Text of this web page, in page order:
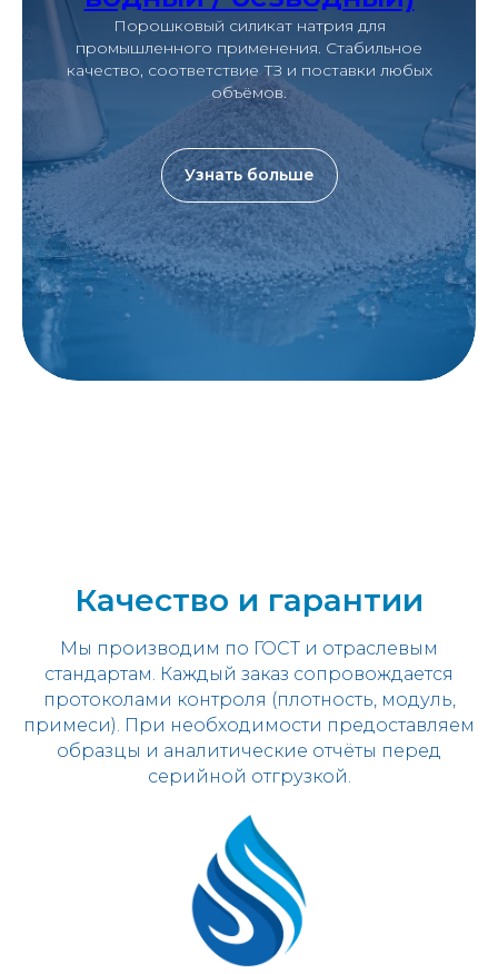
Порошковый силикат натрия для
промышленного применения. Стабильное
качество, соответствие ТЗ и поставки любых
объёмов.
Узнать больше
Качество и гарантии
Мы производим по ГОСТ и отраслевым
стандартам. Каждый заказ сопровождается
протоколами контроля (плотность, модуль,
примеси). При необходимости предоставляем
образцы и аналитические отчёты перед
серийной отгрузкой.